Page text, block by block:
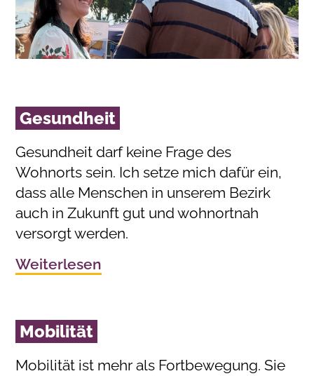
Gesundheit
Gesundheit darf keine Frage des
Wohnorts sein. Ich setze mich dafür ein,
dass alle Menschen in unserem Bezirk
auch in Zukunft gut und wohnortnah
versorgt werden.
Weiterlesen
Mobilität
Mobilität ist mehr als Fortbewegung. Sie